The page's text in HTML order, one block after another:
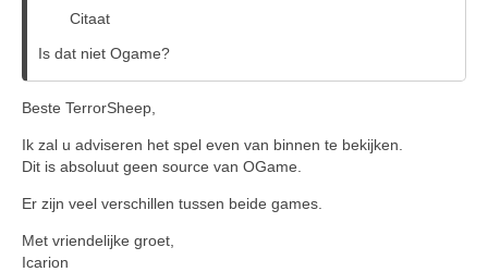
Citaat
Is dat niet Ogame?
Beste TerrorSheep,
Ik zal u adviseren het spel even van binnen te bekijken.
Dit is absoluut geen source van OGame.
Er zijn veel verschillen tussen beide games.
Met vriendelijke groet,
Icarion